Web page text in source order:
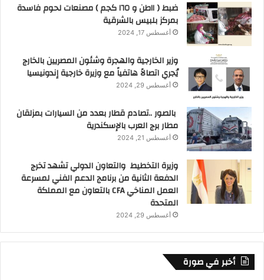
ضبط ( ١١طن و ١٦٥ كجم ) مصنعات لحوم فاسدة
بمركز بلبيس بالشرقية
أغسطس 17, 2024
وزير الخارجية والهجرة وشئون المصريين بالخارج
يُجري اتصالاً هاتفياً مع وزيرة خارجية إندونيسيا
أغسطس 29, 2024
بالصور ..تصادم قطار بعدد من السيارات بمزلقان
مطار برج العرب بالإسكندرية
أغسطس 21, 2024
وزيرة التخطيط والتعاون الدولي تشهد تخرج
الدفعة الثانية من برنامج الدعم الفني لمسرعة
العمل المناخي CFA بالتعاون مع المملكة
المتحدة
أغسطس 29, 2024
أخبر في صورة